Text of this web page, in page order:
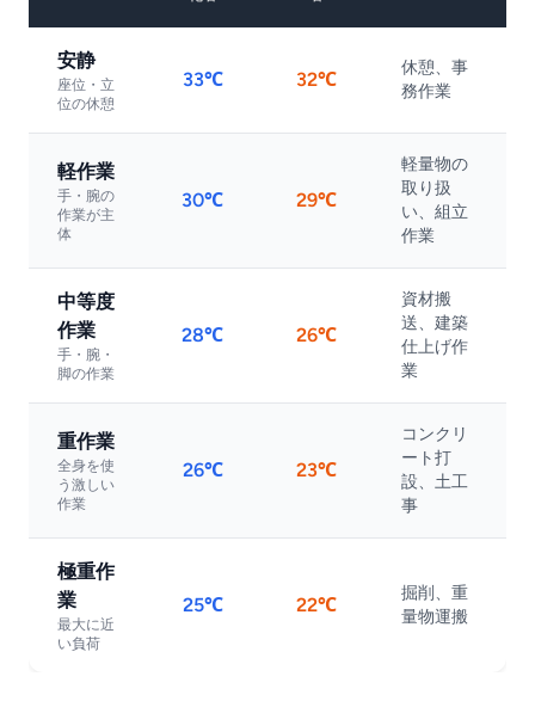
安静
座位・立
位の休憩
33℃ 32℃
休憩、事
務作業
軽作業
手・腕の
作業が主
体
30℃ 29℃
軽量物の
取り扱
い、組立
作業
中等度
作業
手・腕・
脚の作業
28℃ 26℃
資材搬
送、建築
仕上げ作
業
重作業
全身を使
う激しい
作業
26℃ 23℃
コンクリ
ート打
設、土工
事
極重作
業
最大に近
い負荷
25℃ 22℃
掘削、重
量物運搬